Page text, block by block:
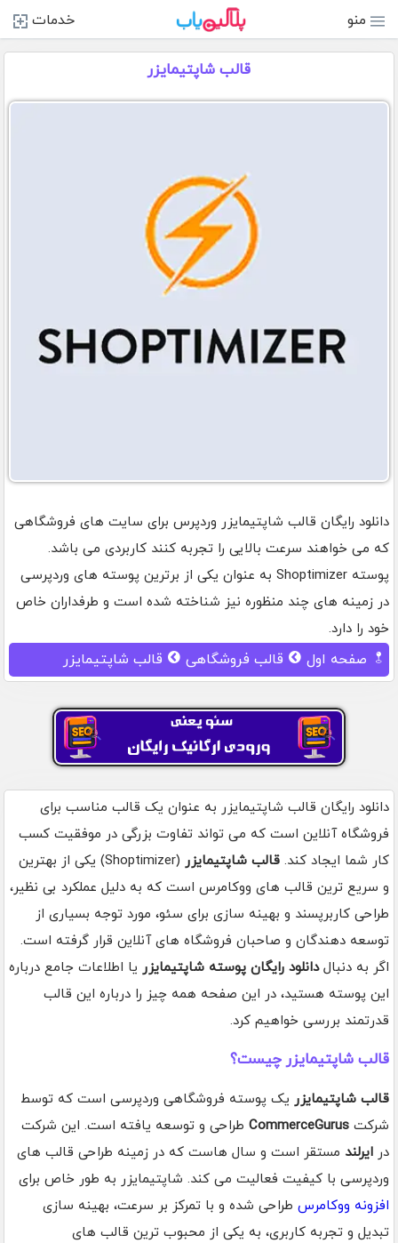
منو خدمات
قالب شاپتیمایزر
دانلود رایگان قالب شاپتیمایزر وردپرس برای سایت های فروشگاهی
که می خواهند سرعت بالایی را تجربه کنند کاربردی می باشد.
پوسته Shoptimizer به عنوان یکی از برترین پوسته های وردپرسی
در زمینه های چند منظوره نیز شناخته شده است و طرفداران خاص
خود را دارد.
صفحه اول قالب فروشگاهی قالب شاپتیمایزر
دانلود رایگان قالب شاپتیمایزر به عنوان یک قالب مناسب برای
فروشگاه آنلاین است که می تواند تفاوت بزرگی در موفقیت کسب
کار شما ایجاد کند. قالب شاپتیمایزر
(Shoptimizer) یکی از بهترین
و سریع ترین قالب های ووکامرس است که به دلیل عملکرد بی نظیر،
طراحی کاربرپسند و بهینه سازی برای سئو، مورد توجه بسیاری از
توسعه دهندگان و صاحبان فروشگاه های آنلاین قرار گرفته است.
اگر به دنبالدانلود رایگان پوسته شاپتیمایزر یا اطلاعات جامع درباره
این پوسته هستید، در این صفحه همه چیز را درباره این قالب
قدرتمند بررسی خواهیم کرد.
قالب شاپتیمایزر چیست؟
قالب شاپتیمایزر یک پوسته فروشگاهی وردپرسی است که توسط
شرکت CommerceGurus طراحی و توسعه یافته است. این شرکت
در ایرلند مستقر است و سال هاست که در زمینه طراحی قالب های
وردپرسی با کیفیت فعالیت می کند. شاپتیمایزر به طور خاص برای
افزونه ووکامرس طراحی شده و با تمرکز بر سرعت، بهینه سازی
تبدیل و تجربه کاربری، به یکی از محبوب ترین قالب های